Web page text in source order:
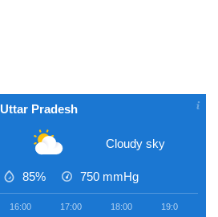
Uttar Pradesh
Cloudy sky
85% 750 mmHg
16:00 17:00 18:00 19:00